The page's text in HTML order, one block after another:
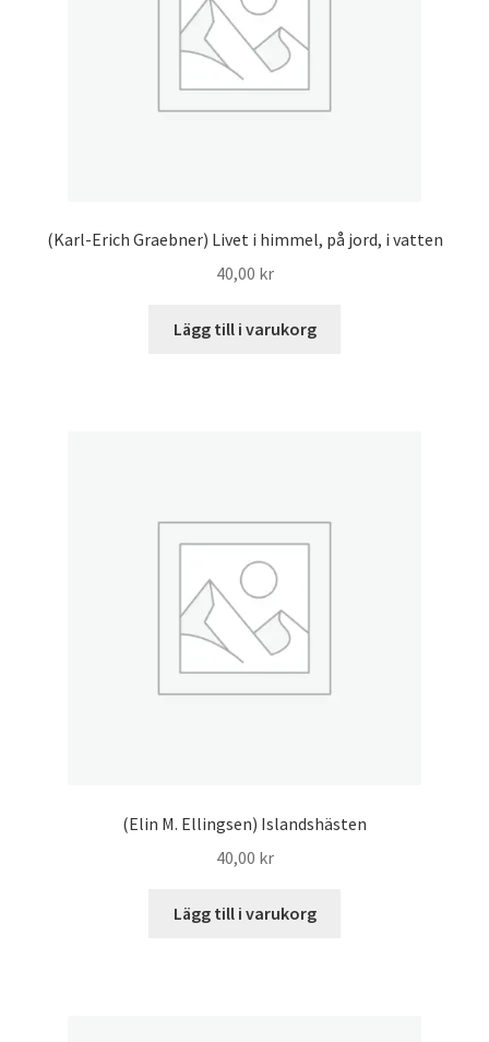
(Karl-Erich Graebner) Livet i himmel, på jord, i vatten
40,00 kr
Lägg till i varukorg
(Elin M. Ellingsen) Islandshästen
40,00 kr
Lägg till i varukorg